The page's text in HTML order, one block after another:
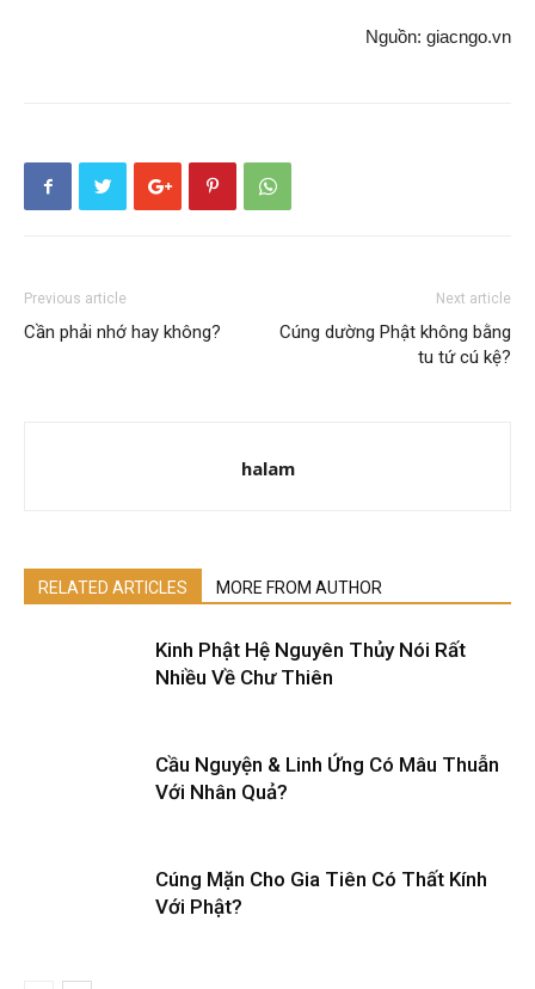
Nguồn: giacngo.vn
Previous article
Cần phải nhớ hay không?
Next article
Cúng dường Phật không bằng
tu tứ cú kệ?
halam
RELATED ARTICLES MORE FROM AUTHOR
Kinh Phật Hệ Nguyên Thủy Nói Rất
Nhiều Về Chư Thiên
Cầu Nguyện & Linh Ứng Có Mâu Thuẫn
Với Nhân Quả?
Cúng Mặn Cho Gia Tiên Có Thất Kính
Với Phật?